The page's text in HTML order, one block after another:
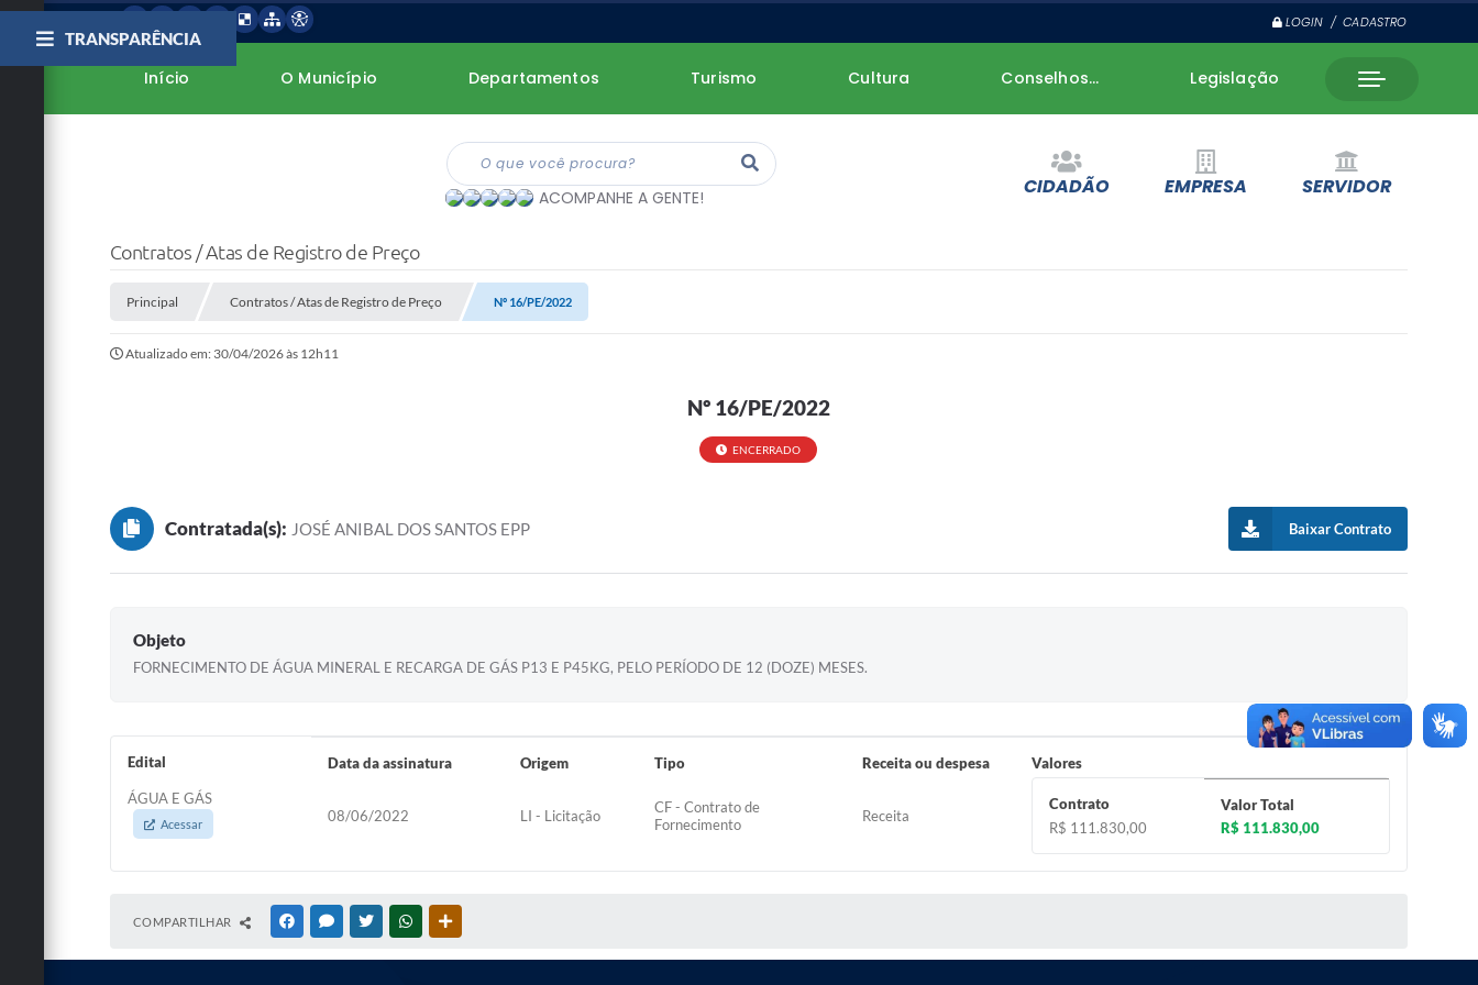
LOGIN / CADASTRO
Início O Município Departamentos Turismo Cultura Conselhos... Legislação
ACOMPANHE A GENTE! CIDADÃO EMPRESA SERVIDOR
TRANSPARÊNCIA
Contratos / Atas de Registro de Preço
Principal Contratos / Atas de Registro de Preço Nº 16/PE/2022
Atualizado em: 30/04/2026 às 12h11
Nº 16/PE/2022
ENCERRADO
Contratada(s): JOSÉ ANIBAL DOS SANTOS EPP Baixar Contrato
Objeto
FORNECIMENTO DE ÁGUA MINERAL E RECARGA DE GÁS P13 E P45KG, PELO PERÍODO DE 12 (DOZE) MESES.
Edital
ÁGUA E GÁS
Acessar
Data da assinatura
08/06/2022
Origem
LI - Licitação
Tipo
CF - Contrato de
Fornecimento
Receita ou despesa
Receita
Valores
Contrato
R$ 111.830,00
Valor Total
R$ 111.830,00
COMPARTILHAR FACEBOOKMESSENGER
TWITTERWHATSAPP